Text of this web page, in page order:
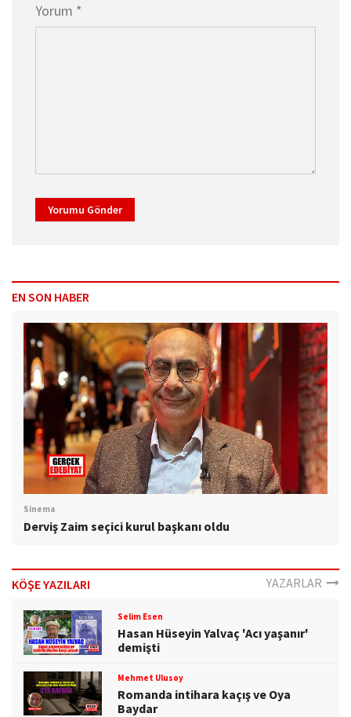
Yorum *
Yorumu Gönder
EN SON HABER
Sinema
Derviş Zaim seçici kurul başkanı oldu
KÖŞE YAZILARI YAZARLAR
Selim Esen
Hasan Hüseyin Yalvaç 'Acı yaşanır'
demişti
Mehmet Ulusoy
Romanda intihara kaçış ve Oya
Baydar